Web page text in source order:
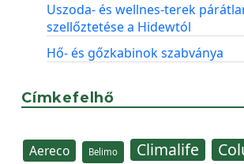
Uszoda- és wellnes-terek
szellőztetése a Hidewtól
Hő- és gőzkabinok szabványa
Címkefelhő
Aereco Belimo Climalife